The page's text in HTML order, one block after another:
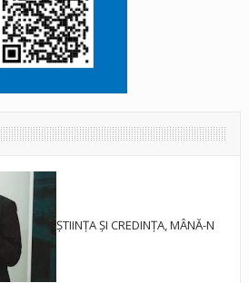
ȘTIINȚA ȘI CREDINȚA, MÂNĂ-N